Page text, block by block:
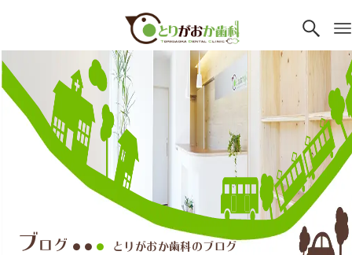
ブログ ●● ● とりがおか歯科のブログ